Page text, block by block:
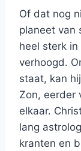
Of dat nog
planeet van
heel sterk
verhoogd.
staat, kan
Zon, eerder
elkaar.
lang
kranten en